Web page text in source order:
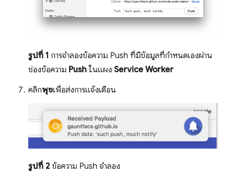
รูปที่ 1 การจำลองข้อความ Push ที่มีข้อมูลที่กำหนดเองผ่าน
ช่องข้อความ Push ในแผง Service Worker
คลิกพุชเพื่อส่งการแจ้งเตือน
รูปที่ 2 ข้อความ Push จำลอง